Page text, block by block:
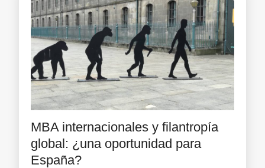
MBA internacionales y filantropía
global: ¿una oportunidad para
España?